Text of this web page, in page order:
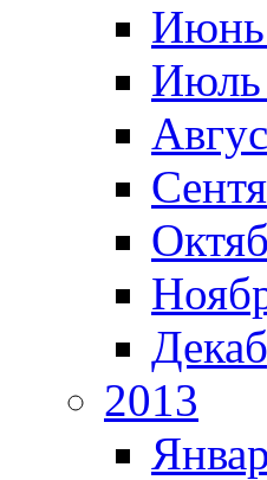
Июнь
Июль
2013